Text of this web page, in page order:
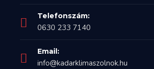
Telefonszám:
0630 233 7140
Email:
info@kadarklimaszolnok.hu